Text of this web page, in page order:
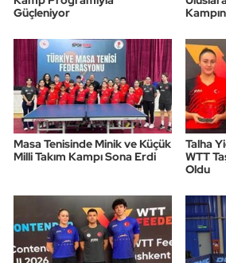
Güçleniyor
Masa Tenisinde Minik ve Küçük
Milli Takım Kampı Sona Erdi
Talha
WTT
Oldu
Voleybol
Vücut Geliştirme Fitness
Wushu Kungfu
Yelken
Yüzme